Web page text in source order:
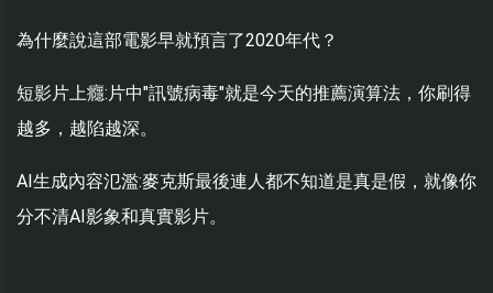
為什麼說這部電影早就預言了2020年代？
短影片上癮:片中"訊號病毒"就是今天的推薦演算法，你刷得
越多，越陷越深。
AI生成內容氾濫:麥克斯最後連人都不知道是真是假，就像你
分不清AI影象和真實影片。